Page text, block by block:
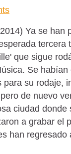
Ya se han
tercera
que sigue
Se
para su rodaje,
de nuevo
ciudad donde
a grabar el
han regresado